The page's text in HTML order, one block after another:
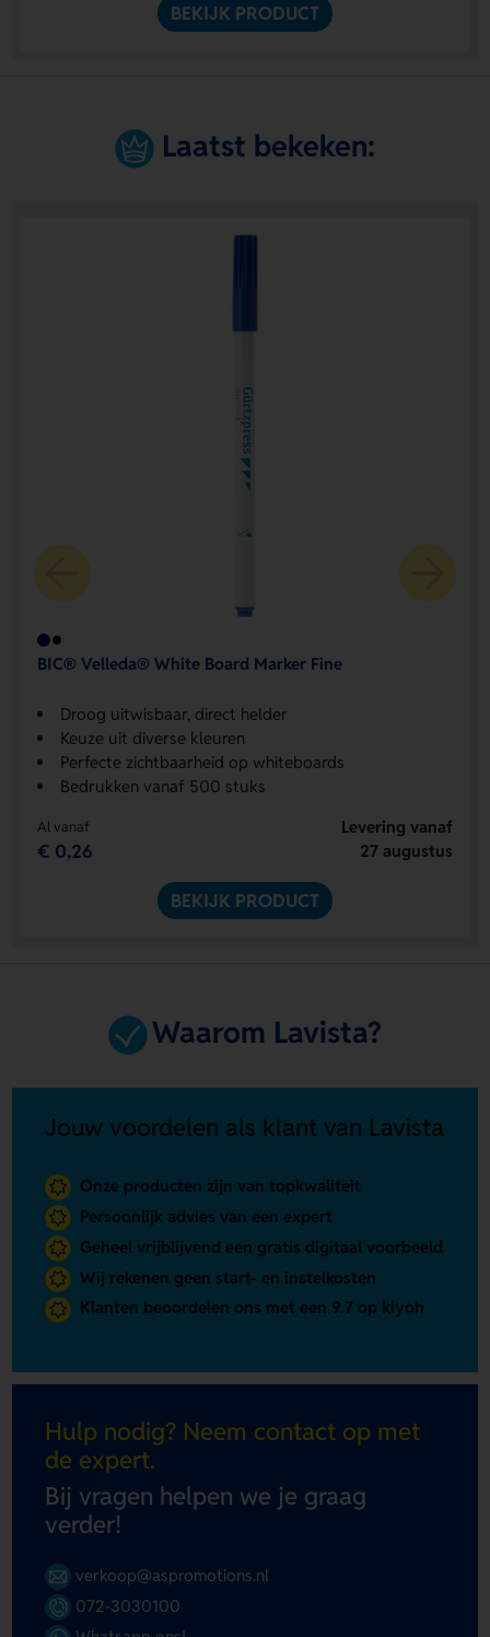
BEKIJK PRODUCT
Laatst bekeken:
BIC® Velleda® White Board Marker Fine
Droog uitwisbaar, direct helder
Keuze uit diverse kleuren
Perfecte zichtbaarheid op whiteboards
Bedrukken vanaf 500 stuks
Al vanaf
€ 0,26
Levering vanaf
27 augustus
BEKIJK PRODUCT
Waarom Lavista?
Jouw voordelen als klant van Lavista
Onze producten zijn van topkwaliteit
Persoonlijk advies van een expert
Geheel vrijblijvend een gratis digitaal voorbeeld
Wij rekenen geen start- en instelkosten
Klanten beoordelen ons met een 9.7 op kiyoh
Hulp nodig? Neem contact op met
de expert.
Bij vragen helpen we je graag
verder!
verkoop@aspromotions.nl
072-3030100